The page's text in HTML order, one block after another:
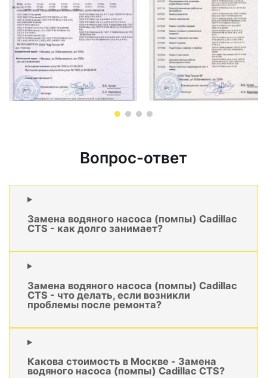
Вопрос-ответ
Замена водяного насоса (помпы) Cadillac
CTS - как долго занимает?
Замена водяного насоса (помпы) Cadillac
CTS - что делать, если возникли
проблемы после ремонта?
Какова стоимость в Москве - Замена
водяного насоса (помпы) Cadillac CTS?